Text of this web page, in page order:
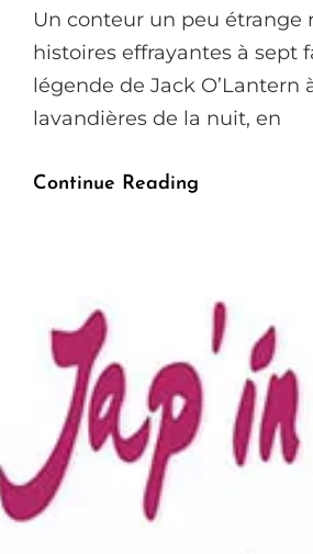
Un conteur un peu étrange
histoires effrayantes à sept
légende de Jack O’Lantern
lavandières de la nuit, en
Continue Reading
Samedi
02